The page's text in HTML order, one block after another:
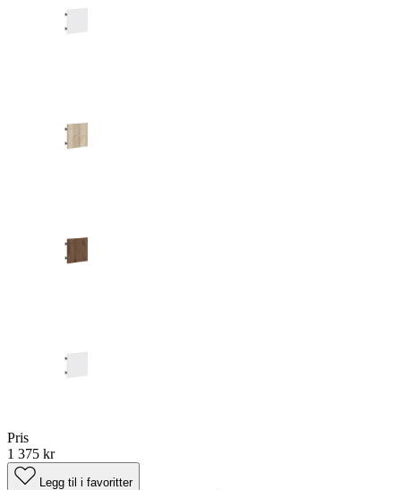
Pris
1 375 kr
Legg til i favoritter